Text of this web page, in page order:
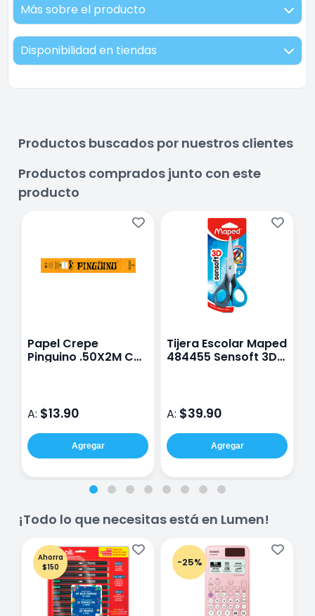
Más sobre el producto
Disponibilidad en tiendas
Productos buscados por nuestros clientes
Productos comprados junto con este
producto
Papel Crepe
Pinguino .50X2M Con
A: $13.90
Agregar
Tijera Escolar Maped
484455 Sensoft 3D
A: $39.90
Agregar
¡Todo lo que necesitas está en Lumen!
Ahorra
$150
-25%